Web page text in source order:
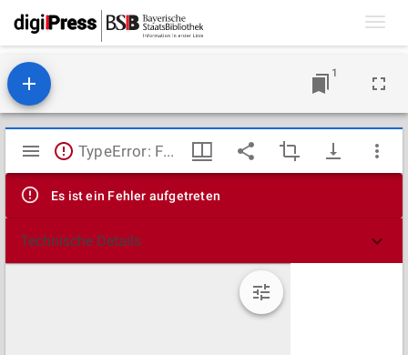
1
Mirador
Viewer
TypeError: Failed to fetch
Es ist ein Fehler aufgetreten
Technische Details